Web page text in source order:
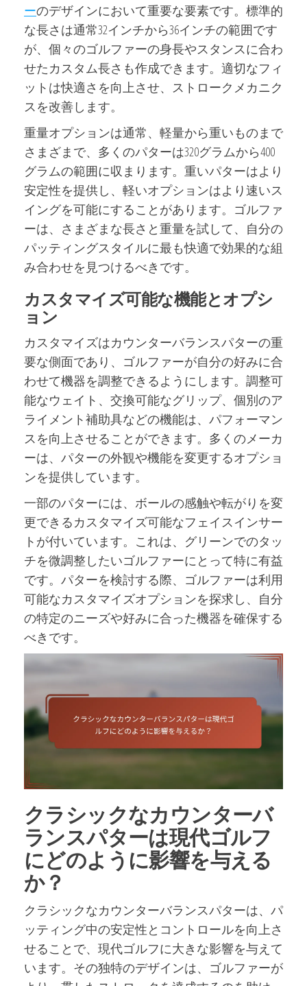
ーのデザインにおいて重要な要素です。標準的
な長さは通常32インチから36インチの範囲です
が、個々のゴルファーの身長やスタンスに合わ
せたカスタム長さも作成できます。適切なフィ
ットは快適さを向上させ、ストロークメカニク
スを改善します。
重量オプションは通常、軽量から重いものまで
さまざまで、多くのパターは320グラムから400
グラムの範囲に収まります。重いパターはより
安定性を提供し、軽いオプションはより速いス
イングを可能にすることがあります。ゴルファ
ーは、さまざまな長さと重量を試して、自分の
パッティングスタイルに最も快適で効果的な組
み合わせを見つけるべきです。
カスタマイズ可能な機能とオプシ
ョン
カスタマイズはカウンターバランスパターの重
要な側面であり、ゴルファーが自分の好みに合
わせて機器を調整できるようにします。調整可
能なウェイト、交換可能なグリップ、個別のア
ライメント補助具などの機能は、パフォーマン
スを向上させることができます。多くのメーカ
ーは、パターの外観や機能を変更するオプショ
ンを提供しています。
一部のパターには、ボールの感触や転がりを変
更できるカスタマイズ可能なフェイスインサー
トが付いています。これは、グリーンでのタッ
チを微調整したいゴルファーにとって特に有益
です。パターを検討する際、ゴルファーは利用
可能なカスタマイズオプションを探求し、自分
の特定のニーズや好みに合った機器を確保する
べきです。
クラシックなカウンターバ
ランスパターは現代ゴルフ
にどのように影響を与える
か？
クラシックなカウンターバランスパターは、パ
ッティング中の安定性とコントロールを向上さ
せることで、現代ゴルフに大きな影響を与えて
います。その独特のデザインは、ゴルファーが